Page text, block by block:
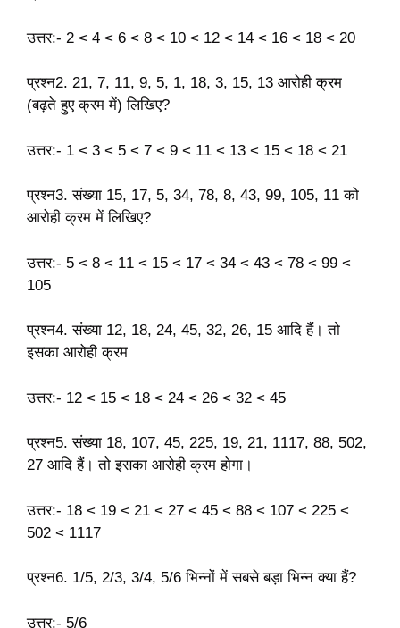
उत्तर:- 2 < 4 < 6 < 8 < 10 < 12 < 14 < 16 < 18 < 20
प्रश्न2. 21, 7, 11, 9, 5, 1, 18, 3, 15, 13 आरोही क्रम
(बढ़ते हुए क्रम में) लिखिए?
उत्तर:- 1 < 3 < 5 < 7 < 9 < 11 < 13 < 15 < 18 < 21
प्रश्न3. संख्या 15, 17, 5, 34, 78, 8, 43, 99, 105, 11 को
आरोही क्रम में लिखिए?
उत्तर:- 5 < 8 < 11 < 15 < 17 < 34 < 43 < 78 < 99 <
105
प्रश्न4. संख्या 12, 18, 24, 45, 32, 26, 15 आदि हैं। तो
इसका आरोही क्रम
उत्तर:- 12 < 15 < 18 < 24 < 26 < 32 < 45
प्रश्न5. संख्या 18, 107, 45, 225, 19, 21, 1117, 88, 502,
27 आदि हैं। तो इसका आरोही क्रम होगा।
उत्तर:- 18 < 19 < 21 < 27 < 45 < 88 < 107 < 225 <
502 < 1117
प्रश्न6. 1/5, 2/3, 3/4, 5/6 भिन्नों में सबसे बड़ा भिन्न क्या हैं?
उत्तर:- 5/6